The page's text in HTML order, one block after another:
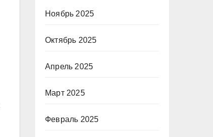
Ноябрь 2025
Октябрь 2025
Апрель 2025
Март 2025
Февраль 2025